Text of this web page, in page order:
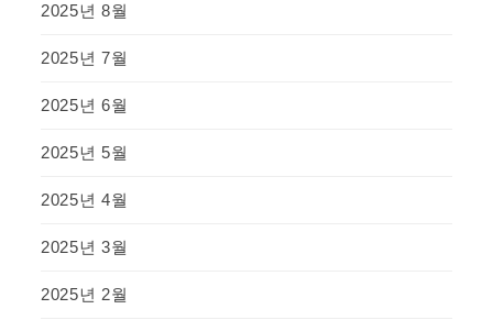
2025년 8월
2025년 7월
2025년 6월
2025년 5월
2025년 4월
2025년 3월
2025년 2월